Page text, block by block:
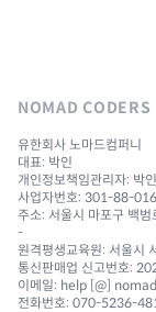
NOMAD CODERS
유한회사 노마드컴퍼니
대표: 박인
개인정보책임관리자: 박인
사업자번호: 301-88-
주소: 서울시 마포구 백
-
원격평생교육원: 서울시
통신판매업 신고번호:
이메일: help [@]
전화번호: 070-5236-